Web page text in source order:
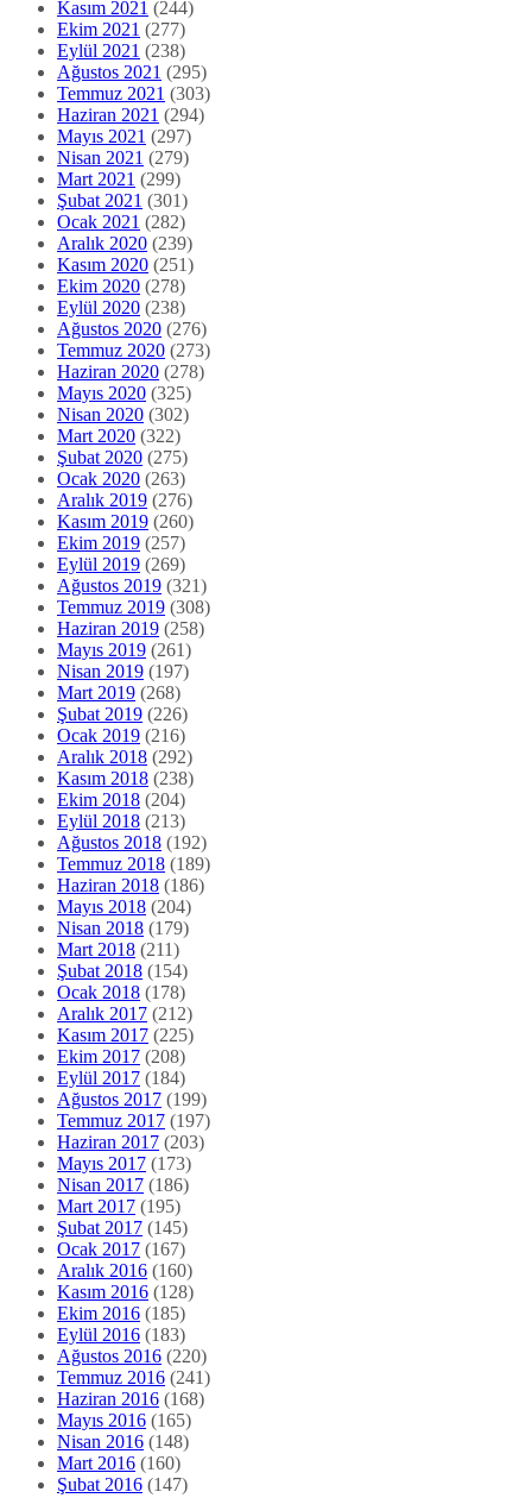
Kasım 2021 (244)
Ekim 2021 (277)
Eylül 2021 (238)
Ağustos 2021 (295)
Temmuz 2021 (303)
Haziran 2021 (294)
Mayıs 2021 (297)
Nisan 2021 (279)
Mart 2021 (299)
Şubat 2021 (301)
Ocak 2021 (282)
Aralık 2020 (239)
Kasım 2020 (251)
Ekim 2020 (278)
Eylül 2020 (238)
Ağustos 2020 (276)
Temmuz 2020 (273)
Haziran 2020 (278)
Mayıs 2020 (325)
Nisan 2020 (302)
Mart 2020 (322)
Şubat 2020 (275)
Ocak 2020 (263)
Aralık 2019 (276)
Kasım 2019 (260)
Ekim 2019 (257)
Eylül 2019 (269)
Ağustos 2019 (321)
Temmuz 2019 (308)
Haziran 2019 (258)
Mayıs 2019 (261)
Nisan 2019 (197)
Mart 2019 (268)
Şubat 2019 (226)
Ocak 2019 (216)
Aralık 2018 (292)
Kasım 2018 (238)
Ekim 2018 (204)
Eylül 2018 (213)
Ağustos 2018 (192)
Temmuz 2018 (189)
Haziran 2018 (186)
Mayıs 2018 (204)
Nisan 2018 (179)
Mart 2018 (211)
Şubat 2018 (154)
Ocak 2018 (178)
Aralık 2017 (212)
Kasım 2017 (225)
Ekim 2017 (208)
Eylül 2017 (184)
Ağustos 2017 (199)
Temmuz 2017 (197)
Haziran 2017 (203)
Mayıs 2017 (173)
Nisan 2017 (186)
Mart 2017 (195)
Şubat 2017 (145)
Ocak 2017 (167)
Aralık 2016 (160)
Kasım 2016 (128)
Ekim 2016 (185)
Eylül 2016 (183)
Ağustos 2016 (220)
Temmuz 2016 (241)
Haziran 2016 (168)
Mayıs 2016 (165)
Nisan 2016 (148)
Mart 2016 (160)
Şubat 2016 (147)